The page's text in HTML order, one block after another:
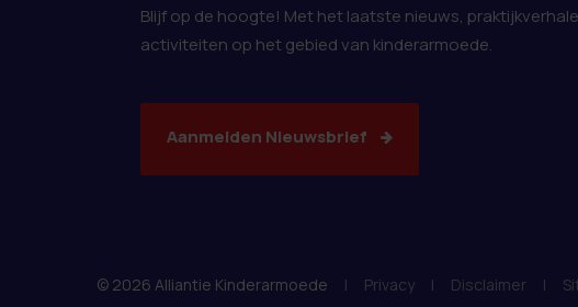
Blijf op de hoogte! Met het laatste nieuws,
activiteiten op het gebied van kinderarmoede.
Aanmelden Nieuwsbrief
© 2026 Alliantie Kinderarmoede | Privacy | Disclaimer |